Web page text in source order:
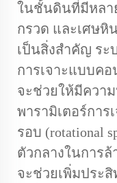
ในชั้นดินที่มีหลา
กรวด และเศษหิ
เป็นสิ่งสำคัญ ระ
การเจาะแบบค
จะช่วยให้มีควา
พารามิเตอร์การ
รอบ (rotational
ตัวกลางในการล้
จะช่วยเพิ่มประ